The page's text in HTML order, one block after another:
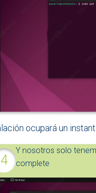
ocupará un
Y nosotros solo
complete